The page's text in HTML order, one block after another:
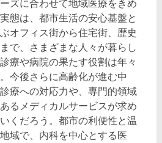
ズに合わせて地域医療をきめ
態は、都市生活の安心基盤と
オフィス街から住宅街、歴史
で、さまざまな人々が暮らし
療や病院の果たす役割は年々
今後さらに高齢化が進む中
療への対応力や、専門的領域
るメディカルサービスが求め
くだろう。都市の利便性と温
域で、内科を中心とする医